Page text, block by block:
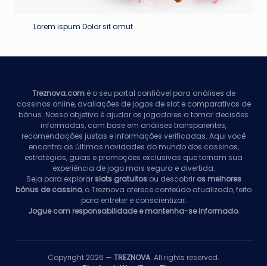
Lorem ispum Dolor sit amut
Treznova.comé o seu portal confiável para análises de
cassinos online, avaliações de jogos de slot e comparativos de
bônus. Nosso objetivo é ajudar os jogadores a tomar decisões
informadas, com base em análises transparentes,
recomendações justas e informações verificadas. Aqui você
encontra as últimas novidades do mundo dos cassinos,
estratégias, guias e promoções exclusivas que tornam sua
experiência de jogo mais segura e divertida.
Seja para explorar slots gratuitosou descobrir os melhores
bônus de cassino, o Treznova oferece conteúdo atualizado, feito
para entreter e conscientizar.
Jogue com responsabilidade e mantenha-se informado.
Copyright 2026 — TREZNOVA. All rights reserved.